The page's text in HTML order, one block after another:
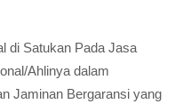
di Satukan Pada Jasa
Ahlinya dalam
Jaminan Bergaransi yang